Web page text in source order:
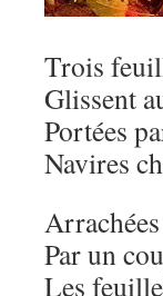
Trois
Glissent
Portées
Navires
Par un
Les